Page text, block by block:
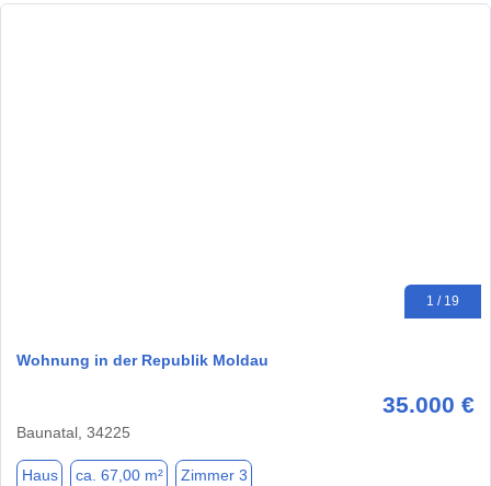
1 / 19
Wohnung in der Republik Moldau
35.000 €
Baunatal, 34225
Haus ca. 67,00 m² Zimmer 3